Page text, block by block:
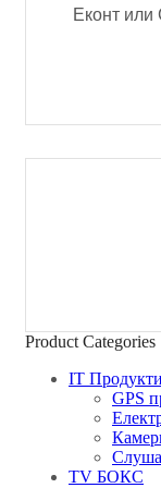
Еконт
Product Categories
IT Продукти
GPS
TV БОКС